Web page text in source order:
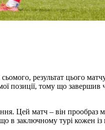
результат цього
позиції, тому що
Цей матч – він прообраз
заключному турі кожен із